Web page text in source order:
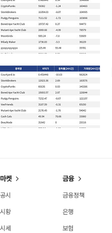
마켓
공시
시황
시세
금융
금융정책
은행
보험